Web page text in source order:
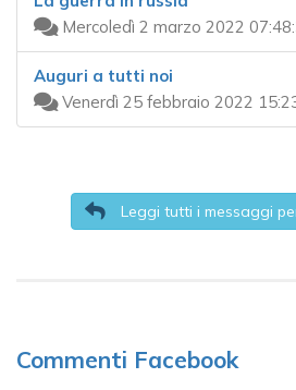
Mercoledì 2 marzo 2022
Auguri a tutti noi
Venerdì 25 febbraio 2022
Leggi tutti i messaggi
Commenti Facebook